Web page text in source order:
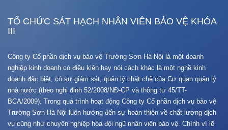
TỔ CHỨC SÁT HẠCH NHÂN VIÊN BẢO VỆ KHÓA
III
Công ty Cổ phần dịch vụ bảo vệ Trường Sơn Hà Nội là một doanh
nghiệp kinh doanh có điều kiện hay nói cách khác là một nghề kinh
doanh đặc biệt, có sự giám sát, quản lý chặt chẽ của Cơ quan quản lý
nhà nước (theo nghị định 52/2008/NĐ-CP và thông tư 45/TT-
BCA/2009). Trong quá trình hoạt động Công ty Cổ phần dịch vụ bảo vệ
Trường Sơn Hà Nội luôn hướng đến sự hoàn thiện về chất lượng dịch
vụ cũng như chuyên nghiệp hóa đội ngũ nhân viên bảo vệ. Chính vì lẽ